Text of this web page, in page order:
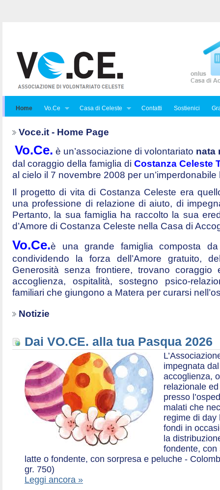
Home Vo.Ce Casa di Celeste Contatti Sostienici
Voce.it - Home Page
Vo.Ce. è un’associazione di volontariato nata
dal coraggio della famiglia di Costanza Celeste
al cielo il 7 novembre 2008 per
Il progetto di vita di Costanza Celeste era
una professione di relazione di aiuto, di
Pertanto, la sua famiglia ha raccolto la sua
d’Amore di Costanza Celeste nella Casa di
Vo.Ce.è una grande famiglia composta
condividendo la forza dell’Amore gratuito,
Generosità senza frontiere, trovano
accoglienza, ospitalità, sostegno psico-
familiari che giungono a Matera per curarsi
Notizie
Dai VO.CE. alla tua Pasqua 2026
impegnata
accoglienza,
relazionale
presso
malati che
regime di day
fondi in
la
fondente, con
latte o fondente, con sorpresa e peluche -
gr. 750)
Leggi ancora »